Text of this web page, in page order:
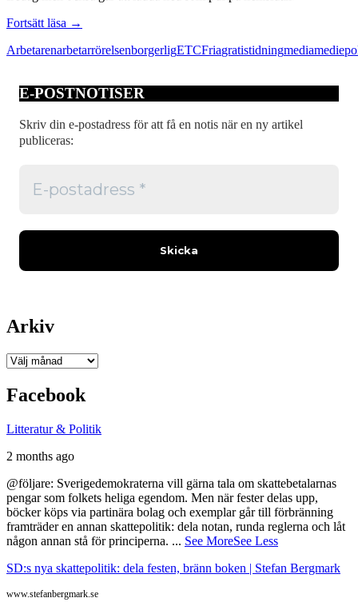
Fortsätt läsa Premiär
gratis
→
ArbetarenarbetarrörelsenborgerligETCFriagratistidningmedia
E-POSTNOTISER
Skriv din e-postadress för att få en notis när en ny artikel
publiceras:
Arkiv
Arkiv
Facebook
Litteratur & Politik
2 months ago
@följare: Sverigedemokraterna vill gärna tala om skattebetalarnas
pengar som folkets heliga egendom. Men när fester delas upp,
böcker köps via partinära bolag och exemplar går till förbränning
framträder en annan skattepolitik: dela notan, runda reglerna och låt
någon annan stå för principerna. ... See MoreSee Less
SD:s nya skattepolitik: dela festen, bränn boken | Stefan Bergmark
www.stefanbergmark.se